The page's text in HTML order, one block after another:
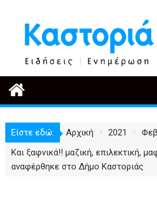
περιεχόμενο
Είστε εδώ: Αρχική 2021
Και ξαφνικά!! μαζική, επιλεκτική,
αναφέρθηκε στο Δήμο Καστοριάς